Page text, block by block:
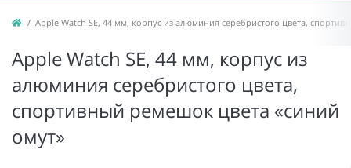
Apple Watch SE, 44 мм, корпус из алюминия серебристого цвета,
Apple Watch SE, 44 мм, корпус из
алюминия серебристого цвета,
спортивный ремешок цвета «синий
омут»